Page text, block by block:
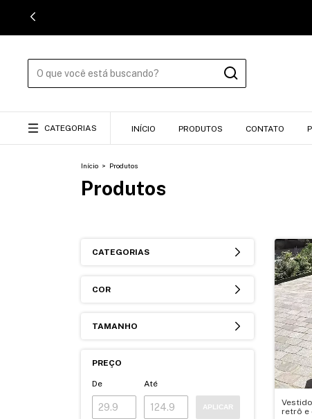
CATEGORIAS INÍCIO PRODUTOS CONTATO
Início > Produtos
Produtos
CATEGORIAS
COR
TAMANHO
PREÇO
De Até
APLICAR
retrô e